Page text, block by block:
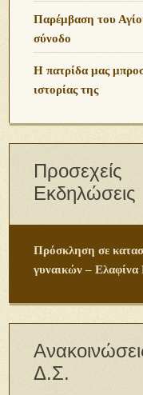
Παρέμβαση του
σύνοδο
Η πατρίδα μας
ιστορίας της
Προσεχείς
Εκδηλώσεις
Πρόσκληση σε
γυναικών –
Δ.Σ.